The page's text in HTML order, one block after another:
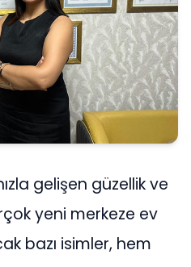
gelişen güzellik ve
yeni merkeze ev
bazı isimler, hem